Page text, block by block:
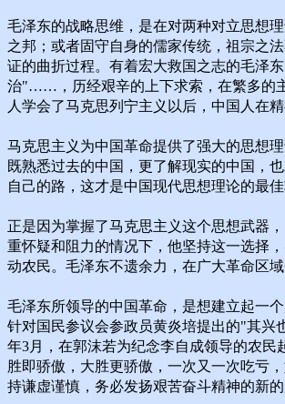
毛泽东的战略思维，是在对两种对立思想
之邦；或者固守自身的儒家传统，祖宗之
证的曲折过程。有着宏大救国之志的毛泽
治"……，历经艰辛的上下求索，在繁多的
人学会了马克思列宁主义以后，中国人在
马克思主义为中国革命提供了强大的思想
既熟悉过去的中国，更了解现实的中国，
自己的路，这才是中国现代思想理论的最
正是因为掌握了马克思主义这个思想武器
重怀疑和阻力的情况下，他坚持这一选择
动农民。毛泽东不遗余力，在广大革命区
毛泽东所领导的中国革命，是想建立起一
针对国民参议会参政员黄炎培提出的"其兴
年3月，在郭沫若为纪念李自成领导的农
胜即骄傲，大胜更骄傲，一次又一次吃亏
持谦虚谨慎，务必发扬艰苦奋斗精神的新